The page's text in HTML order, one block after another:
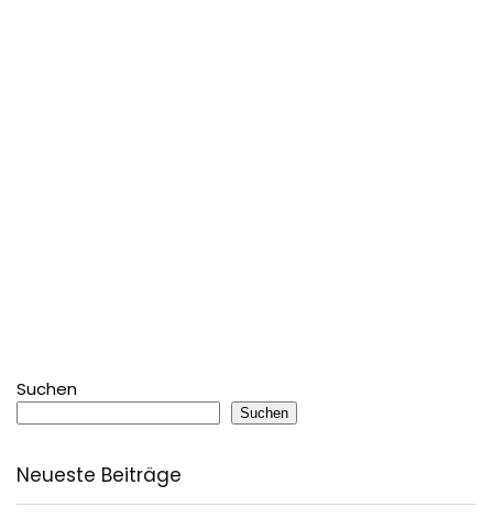
Suchen
Suchen
Neueste Beiträge